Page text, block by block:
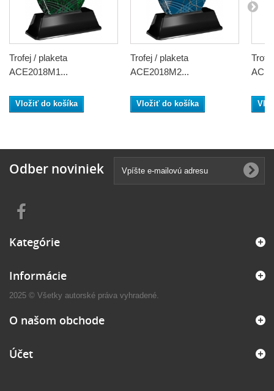
Trofej / plaketa
ACE2018M1...
Vložiť do košíka
Trofej / plaketa
ACE2018M2...
Vložiť do košíka
Odber noviniek
Kategórie
Informácie
2025 © Všetky autorské práva vyhradené.
O našom obchode
Účet